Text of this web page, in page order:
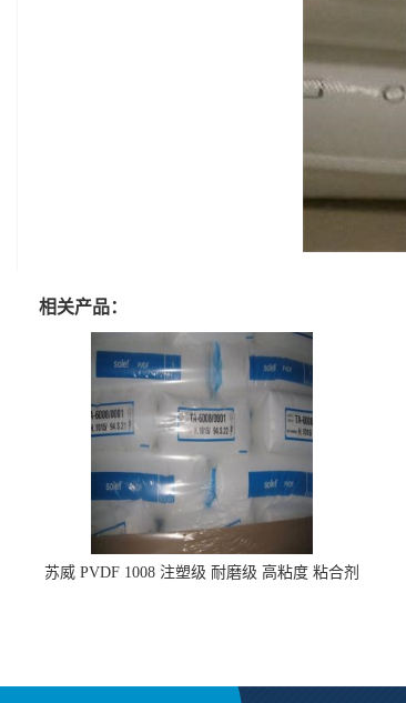
相关产品：
苏威 PVDF 1008 注塑级 耐磨级 高粘度 粘合剂